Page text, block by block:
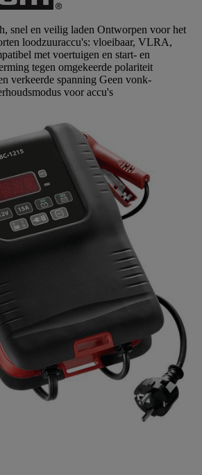
snel en veilig laden Ontworpen voor het
loodzuuraccu's: vloeibaar, VLRA,
met voertuigen en start- en
tegen omgekeerde polariteit
verkeerde spanning Geen vonk-
voor accu's